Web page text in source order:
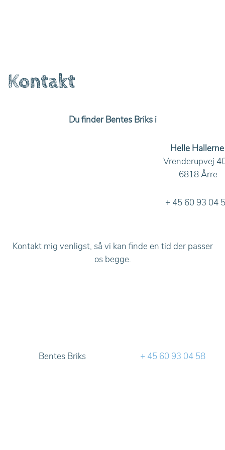
Kontakt
Du finder Bentes Briks i
Helle Hallerne
Vrenderupvej
6818 Årre
+ 45 60 93 04
Kontakt mig venligst, så vi kan finde en tid der passer
os begge.
Bentes Briks + 45 60 93 04 58